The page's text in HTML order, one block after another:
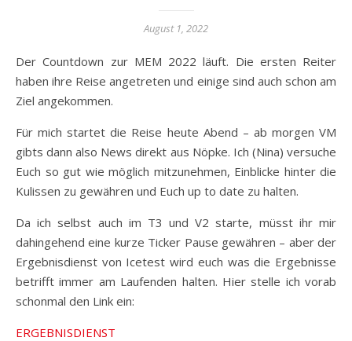
August 1, 2022
Der Countdown zur MEM 2022 läuft. Die ersten Reiter
haben ihre Reise angetreten und einige sind auch schon am
Ziel angekommen.
Für mich startet die Reise heute Abend – ab morgen VM
gibts dann also News direkt aus Nöpke. Ich (Nina) versuche
Euch so gut wie möglich mitzunehmen, Einblicke hinter die
Kulissen zu gewähren und Euch up to date zu halten.
Da ich selbst auch im T3 und V2 starte, müsst ihr mir
dahingehend eine kurze Ticker Pause gewähren – aber der
Ergebnisdienst von Icetest wird euch was die Ergebnisse
betrifft immer am Laufenden halten. Hier stelle ich vorab
schonmal den Link ein:
ERGEBNISDIENST